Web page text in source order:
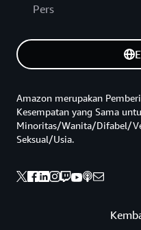
Pers
Amazon merupakan
Kesempatan yang Sama
Minoritas/Wanita/Difabel/
Seksual/Usia.